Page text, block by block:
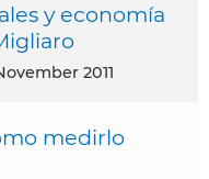
y economía
2011
medirlo